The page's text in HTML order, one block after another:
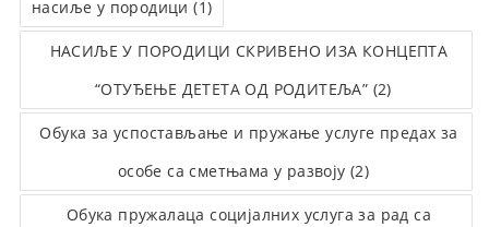
насиље у породици (1)
НАСИЉЕ У ПОРОДИЦИ СКРИВЕНО ИЗА КОНЦЕПТА
“ОТУЂЕЊЕ ДЕТЕТА ОД РОДИТЕЉА” (2)
Обука за успостављање и пружање услуге предах за
особе са сметњама у развоју (2)
Обука пружалаца социјалних услуга за рад са